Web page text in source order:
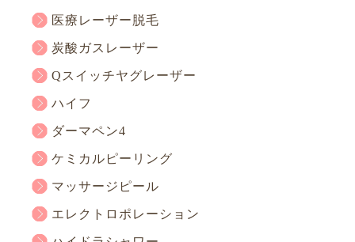
医療レーザー脱毛
炭酸ガスレーザー
Qスイッチヤグレーザー
ハイフ
ダーマペン4
ケミカルピーリング
マッサージピール
エレクトロポレーション